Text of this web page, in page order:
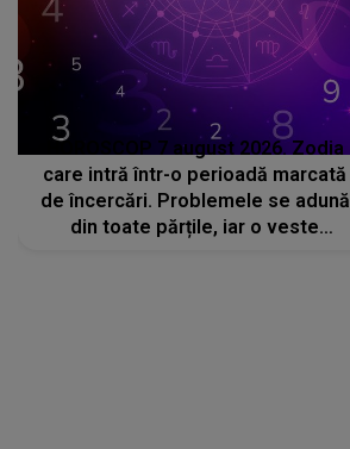
HOROSCOP 7 august 2026. Zodia
care intră într-o perioadă marcată
de încercări. Problemele se adună
din toate părțile, iar o veste